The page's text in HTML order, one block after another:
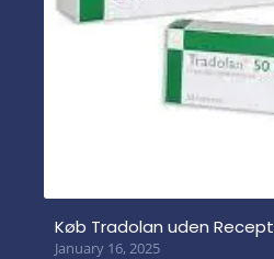
Køb Tradolan uden Recept
January 16, 2025